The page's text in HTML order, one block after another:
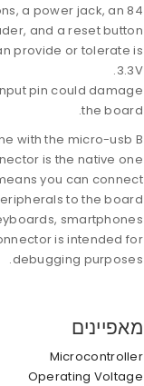
a power jack, an
and a reset button.
provide or tolerate is
3.3V.
pin could damage
the board.
with the micro-usb B
is the native one
you can connect
to the board,
smartphones.
is intended for
debugging purposes.
מאפיינים
Microcontroller
Operating Voltage